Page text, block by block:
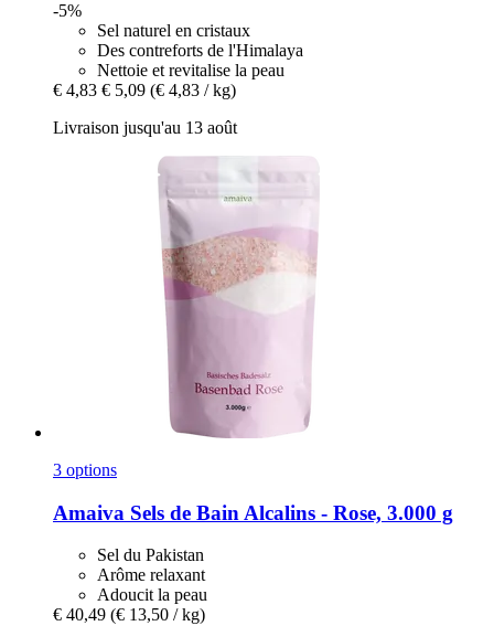
-5%
Sel naturel en cristaux
Des contreforts de l'Himalaya
Nettoie et revitalise la peau
€ 4,83 € 5,09 (€ 4,83 / kg)
Livraison jusqu'au 13 août
3 options
Amaiva Sels de Bain Alcalins -​ Rose, 3.000 g
Sel du Pakistan
Arôme relaxant
Adoucit la peau
€ 40,49 (€ 13,50 / kg)